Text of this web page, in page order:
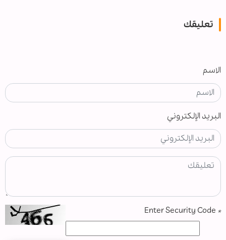
تعليقك
الاسم
البريد الإلكتروني
*